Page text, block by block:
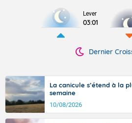
Lever
03:01
Dernier
La canicule s’étend à la
semaine
10/08/2026